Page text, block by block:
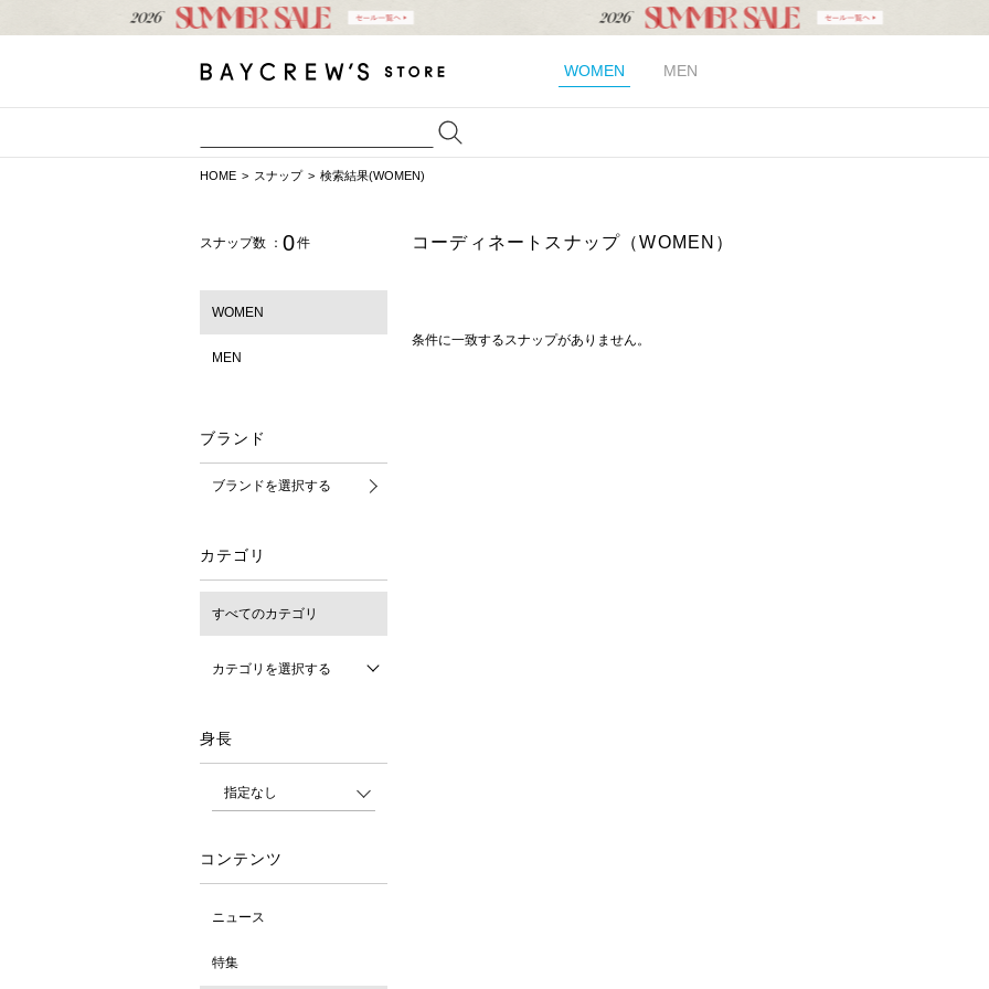
WOMEN MEN
HOME スナップ 検索結果(WOMEN)
スナップ数 ： 0件
WOMEN
MEN
ブランド
ブランドを選択する
カテゴリ
すべてのカテゴリ
カテゴリを選択する
身長
コンテンツ
ニュース
特集
コーディネートスナップ（WOMEN）
条件に一致するスナップがありません。